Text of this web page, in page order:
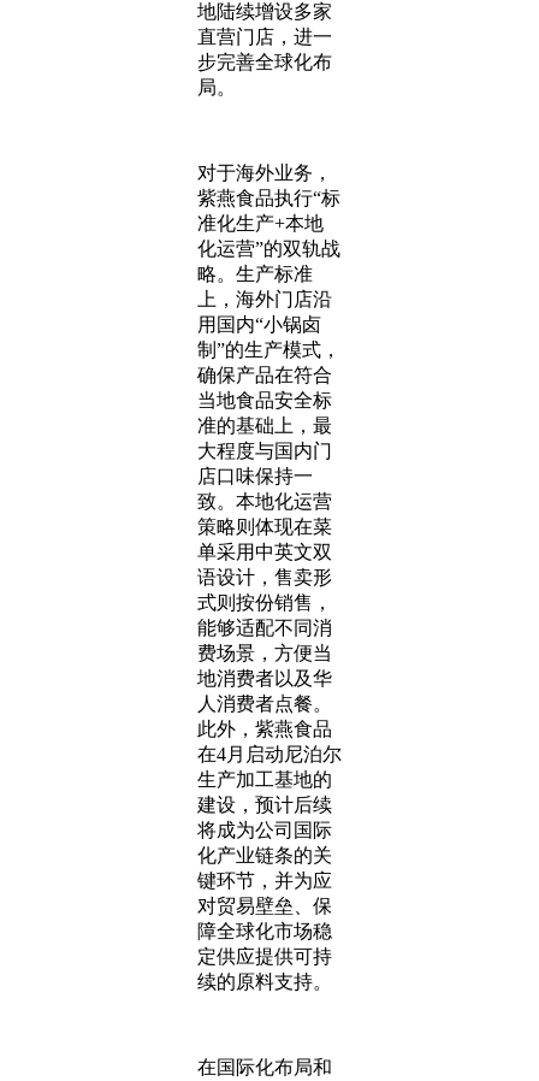
地陆续增设多家
直营门店，进一
步完善全球化布
局。
对于海外业务，
紫燕食品执行“标
准化生产+本地
化运营”的双轨战
略。生产标准
上，海外门店沿
用国内“小锅卤
制”的生产模式，
确保产品在符合
当地食品安全标
准的基础上，最
大程度与国内门
店口味保持一
致。本地化运营
策略则体现在菜
单采用中英文双
语设计，售卖形
式则按份销售，
能够适配不同消
费场景，方便当
地消费者以及华
人消费者点餐。
此外，紫燕食品
在4月启动尼泊尔
生产加工基地的
建设，预计后续
将成为公司国际
化产业链条的关
键环节，并为应
对贸易壁垒、保
障全球化市场稳
定供应提供可持
续的原料支持。
在国际化布局和